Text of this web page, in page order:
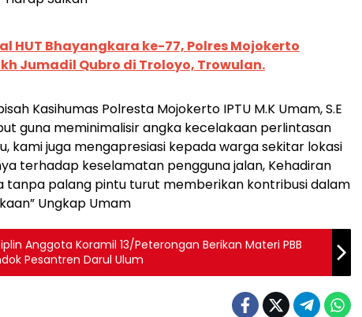
HUT Bhayangkara ke-77, Polres Mojokerto
Jumadil Qubro di Troloyo, Trowulan.
Kasihumas Polresta Mojokerto IPTU M.K Umam, S.E
guna meminimalisir angka kecelakaan perlintasan
kami juga mengapresiasi kepada warga sekitar lokasi
terhadap keselamatan pengguna jalan, Kehadiran
tanpa palang pintu turut memberikan kontribusi dalam
Ungkap Umam
Anggota Koramil 13/Peterongan Berikan Materi PBB